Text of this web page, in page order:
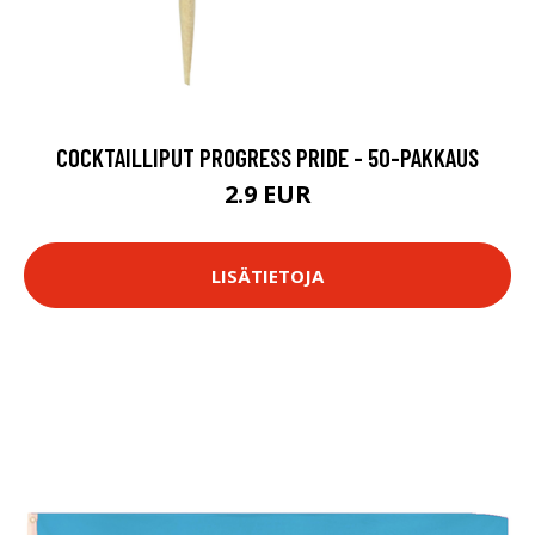
COCKTAILLIPUT PROGRESS PRIDE - 50-PAKKAUS
2.9 EUR
LISÄTIETOJA